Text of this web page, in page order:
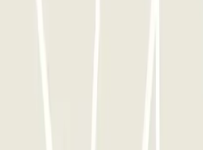
usufruire dell'intera rete di